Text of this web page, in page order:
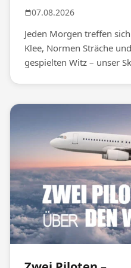
07.08.2026
Jeden Morgen treffen
Klee, Normen Sträche
gespielten Witz – unser